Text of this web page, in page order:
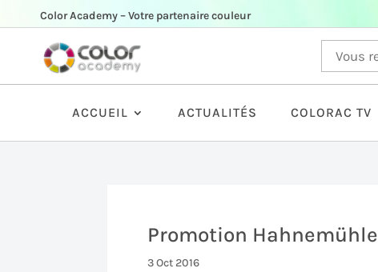
Color Academy – Votre partenaire couleur
ACCUEIL ACTUALITÉS COLORAC TV
Promotion Hahnemühle
3 Oct 2016